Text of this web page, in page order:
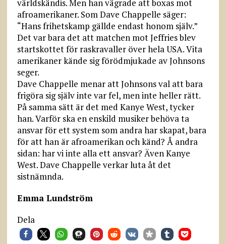
världskändis. Men han vägrade att boxas mot
afroamerikaner. Som Dave Chappelle säger:
“Hans frihetskamp gällde endast honom själv.”
Det var bara det att matchen mot Jeffries blev
startskottet för raskravaller över hela USA. Vita
amerikaner kände sig förödmjukade av Johnsons
seger.
Dave Chappelle menar att Johnsons val att bara
frigöra sig själv inte var fel, men inte heller rätt.
På samma sätt är det med Kanye West, tycker
han. Varför ska en enskild musiker behöva ta
ansvar för ett system som andra har skapat, bara
för att han är afroamerikan och känd? Å andra
sidan: har vi inte alla ett ansvar? Även Kanye
West. Dave Chappelle verkar luta åt det
sistnämnda.
Emma Lundström
Dela